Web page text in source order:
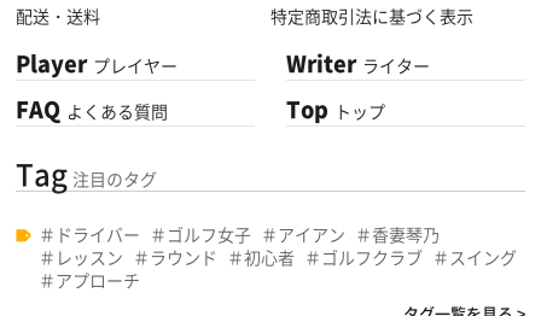
配送・送料
特定商取引法に基づく表示
Player プレイヤー
FAQ よくある質問
Writer ライター
Top トップ
Tag 注目のタグ
ドライバー ゴルフ女子 アイアン
香妻琴乃
レッスン
ラウンド 初心者 ゴルフクラブ
スイング
アプローチ